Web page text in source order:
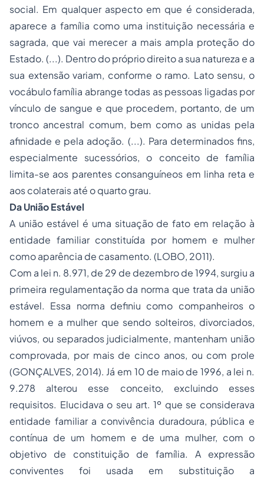
social. Em qualquer aspecto em que é considerada,
aparece a família como uma instituição necessária e
sagrada, que vai merecer a mais ampla proteção do
Estado. (...). Dentro do próprio direito a sua natureza e a
sua extensão variam, conforme o ramo. Lato sensu, o
vocábulo família abrange todas as pessoas ligadas por
vínculo de sangue e que procedem, portanto, de um
tronco ancestral comum, bem como as unidas pela
afinidade e pela adoção. (...). Para determinados fins,
especialmente sucessórios, o conceito de família
limita-se aos parentes consanguíneos em linha reta e
aos colaterais até o quarto grau.
Da União Estável
A união estável é uma situação de fato em relação à
entidade familiar constituída por homem e mulher
como aparência de casamento. (LOBO, 2011).
Com a lei n. 8.971, de 29 de dezembro de 1994, surgiu a
primeira regulamentação da norma que trata da união
estável. Essa norma definiu como companheiros o
homem e a mulher que sendo solteiros, divorciados,
viúvos, ou separados judicialmente, mantenham união
comprovada, por mais de cinco anos, ou com prole
(GONÇALVES, 2014). Já em 10 de maio de 1996, a lei n.
9.278 alterou esse conceito, excluindo esses
requisitos. Elucidava o seu art. 1º que se considerava
entidade familiar a convivência duradoura, pública e
contínua de um homem e de uma mulher, com o
objetivo de constituição de família. A expressão
conviventes foi usada em substituição a